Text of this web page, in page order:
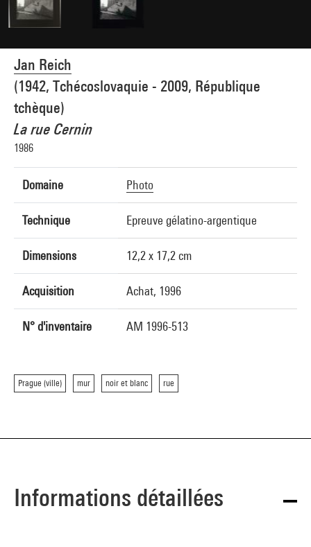
Jan Reich
(1942, Tchécoslovaquie - 2009, République
tchèque)
La rue Cernin
1986
Domaine Photo
Technique Epreuve gélatino-argentique
Dimensions 12,2 x 17,2 cm
Acquisition Achat, 1996
N° d'inventaire AM 1996-513
Prague (ville) mur noir et blanc rue
Réf. image : 4Y13296
Diffusion image :
GrandPalaisRmnPhoto
Informations détaillées